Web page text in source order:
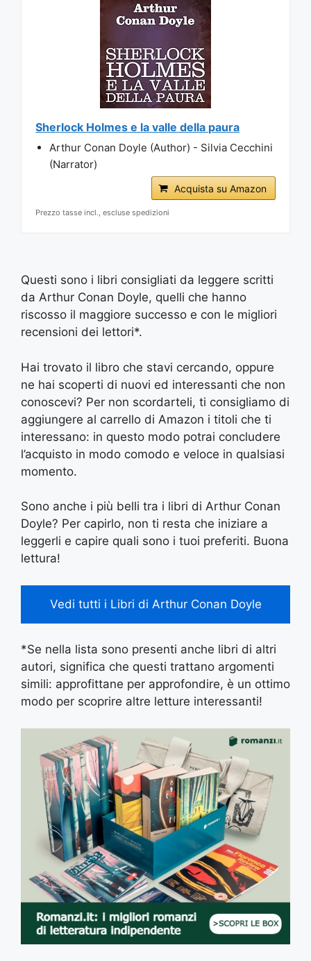
Sherlock Holmes e la valle della paura
Arthur Conan Doyle (Author) - Silvia Cecchini
(Narrator)
Acquista su Amazon
Prezzo tasse incl., escluse spedizioni
Questi sono i libri consigliati da leggere scritti
da Arthur Conan Doyle, quelli che hanno
riscosso il maggiore successo e con le migliori
recensioni dei lettori*.
Hai trovato il libro che stavi cercando, oppure
ne hai scoperti di nuovi ed interessanti che non
conoscevi? Per non scordarteli, ti consigliamo di
aggiungere al carrello di Amazon i titoli che ti
interessano: in questo modo potrai concludere
l’acquisto in modo comodo e veloce in qualsiasi
momento.
Sono anche i più belli tra i libri di Arthur Conan
Doyle? Per capirlo, non ti resta che iniziare a
leggerli e capire quali sono i tuoi preferiti. Buona
lettura!
Vedi tutti i Libri di Arthur Conan Doyle
*Se nella lista sono presenti anche libri di altri
autori, significa che questi trattano argomenti
simili: approfittane per approfondire, è un ottimo
modo per scoprire altre letture interessanti!